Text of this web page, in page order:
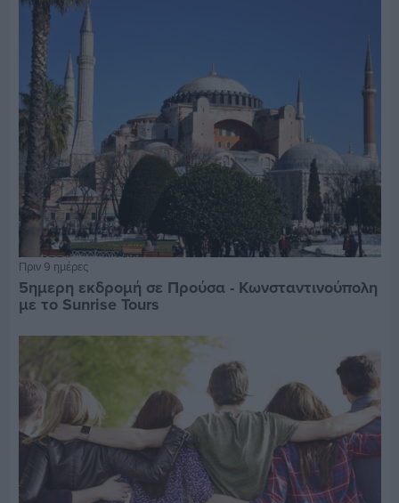
Πριν 9 ημέρες
5ημερη εκδρομή σε Προύσα - Κωνσταντινούπολη
με το Sunrise Tours